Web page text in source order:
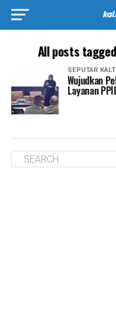
All posts
SEPUTAR
Wujudkan
Layanan